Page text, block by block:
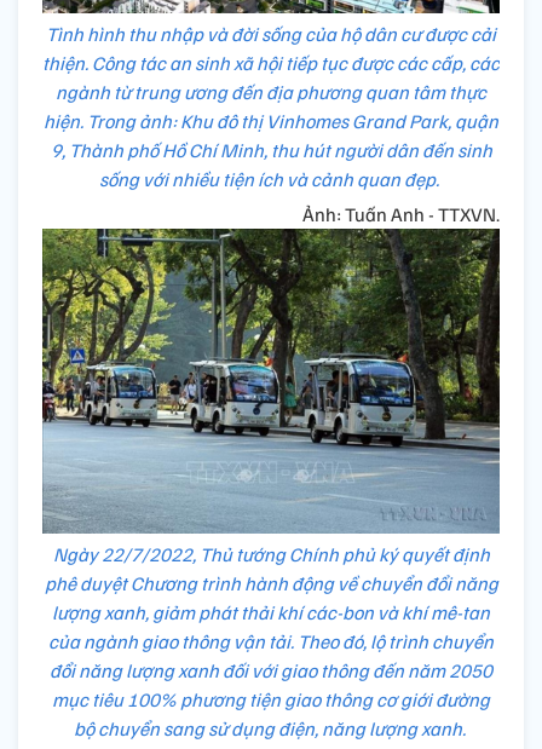
Tình hình thu nhập và đời sống của hộ dân cư được cải
thiện. Công tác an sinh xã hội tiếp tục được các cấp, các
ngành từ trung ương đến địa phương quan tâm thực
hiện. Trong ảnh: Khu đô thị Vinhomes Grand Park, quận
9, Thành phố Hồ Chí Minh, thu hút người dân đến sinh
sống với nhiều tiện ích và cảnh quan đẹp.
Ảnh: Tuấn Anh - TTXVN.
Ngày 22/7/2022, Thủ tướng Chính phủ ký quyết định
phê duyệt Chương trình hành động về chuyển đổi năng
lượng xanh, giảm phát thải khí các-bon và khí mê-tan
của ngành giao thông vận tải. Theo đó, lộ trình chuyển
đổi năng lượng xanh đối với giao thông đến năm 2050
mục tiêu 100% phương tiện giao thông cơ giới đường
bộ chuyển sang sử dụng điện, năng lượng xanh.